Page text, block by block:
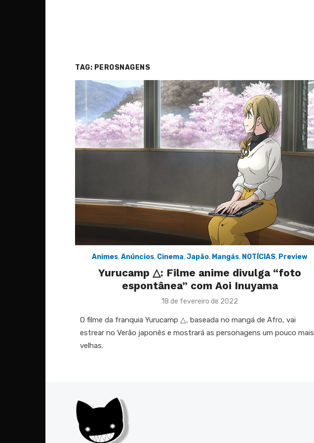
TAG: PEROSNAGENS
Animes,Anúncios, Cinema,Japão, Mangás, NOTÍCIAS, Preview
Yurucamp △: Filme anime divulga “foto
espontânea” com Aoi Inuyama
Posted
18 de fevereiro de 2022
O filme da franquia Yurucamp △, baseada no mangá de Afro, vai
estrear no Verão japonês e mostrará as personagens um pouco mais
velhas.